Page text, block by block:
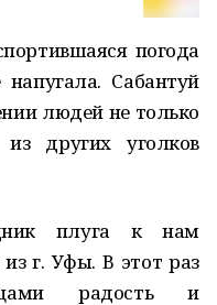
погода
напугала. Сабантуй
людей не только
других уголков
плуга к нам
г. Уфы. В этот раз
радость и